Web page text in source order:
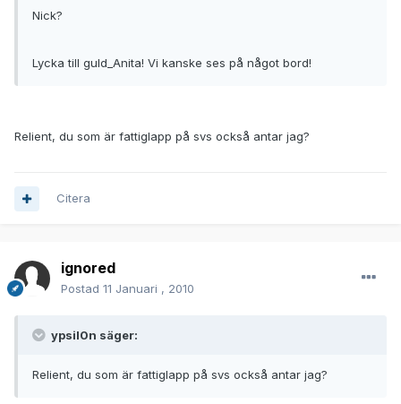
Nick?
Lycka till guld_Anita! Vi kanske ses på något bord!
Relient, du som är fattiglapp på svs också antar jag?
Citera
ignored
Postad 11 Januari , 2010
ypsil0n säger:
Relient, du som är fattiglapp på svs också antar jag?